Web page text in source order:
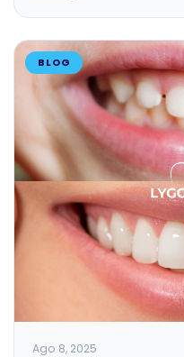
BLOG
Ago 8, 2025